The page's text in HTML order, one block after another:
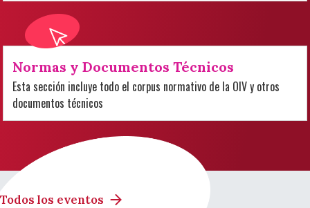
Normas y Documentos Técnicos
Esta sección incluye todo el corpus normativo de la OIV y otros
documentos técnicos
Todos los eventos